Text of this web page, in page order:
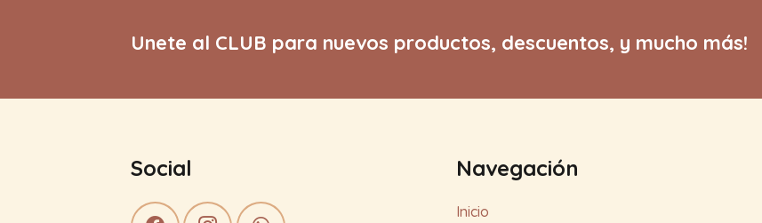
Unete al CLUB para nuevos productos, descuentos, y mucho más!
Social Navegación
Inicio